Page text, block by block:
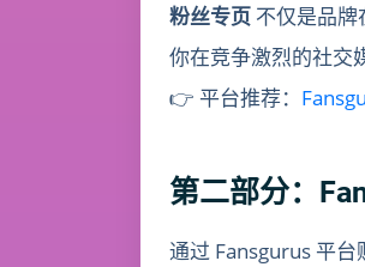
粉丝专页 不仅是品
你在竞争激烈的社交
👉 平台推荐：
第二部分：
通过 Fansgurus 平台